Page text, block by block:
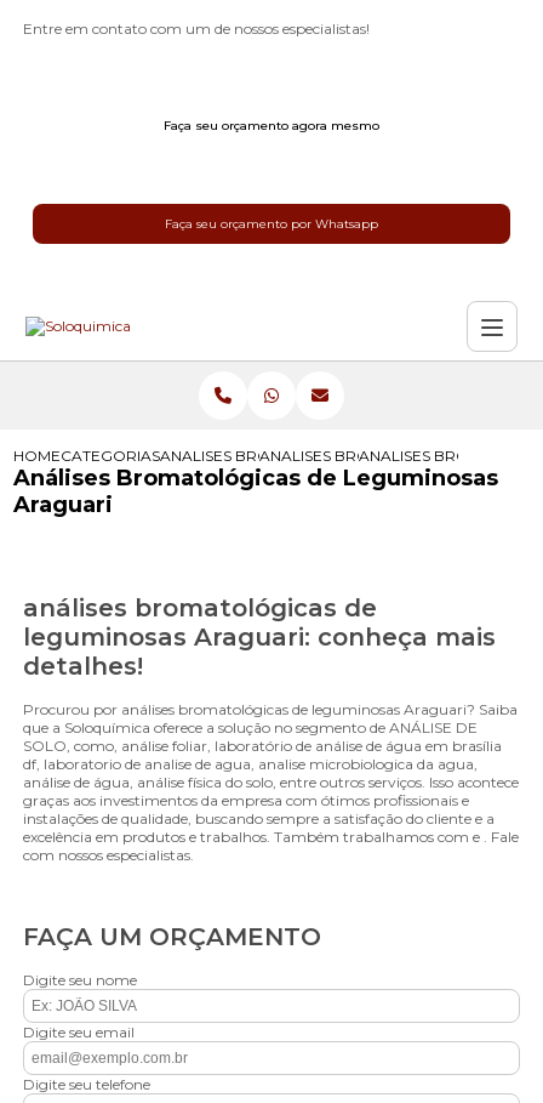
Entre em contato com um de nossos especialistas!
Faça seu orçamento agora mesmo
Faça seu orçamento por Whatsapp
HOMECATEGORIASANALISES BROMATOLOGICAS
ANALISES BROMATOLOGICAS PARA
ANALISES
Análises Bromatológicas de Leguminosas
Araguari
análises bromatológicas de
leguminosas Araguari: conheça mais
detalhes!
Procurou por análises bromatológicas de leguminosas Araguari? Saiba
que a Soloquímica oferece a solução no segmento de ANÁLISE DE
SOLO, como, análise foliar, laboratório de análise de água em brasília
df, laboratorio de analise de agua, analise microbiologica da agua,
análise de água, análise física do solo, entre outros serviços. Isso acontece
graças aos investimentos da empresa com ótimos profissionais e
instalações de qualidade, buscando sempre a satisfação do cliente e a
excelência em produtos e trabalhos. Também trabalhamos com e . Fale
com nossos especialistas.
FAÇA UM ORÇAMENTO
Digite seu nome
Digite seu email
Digite seu telefone